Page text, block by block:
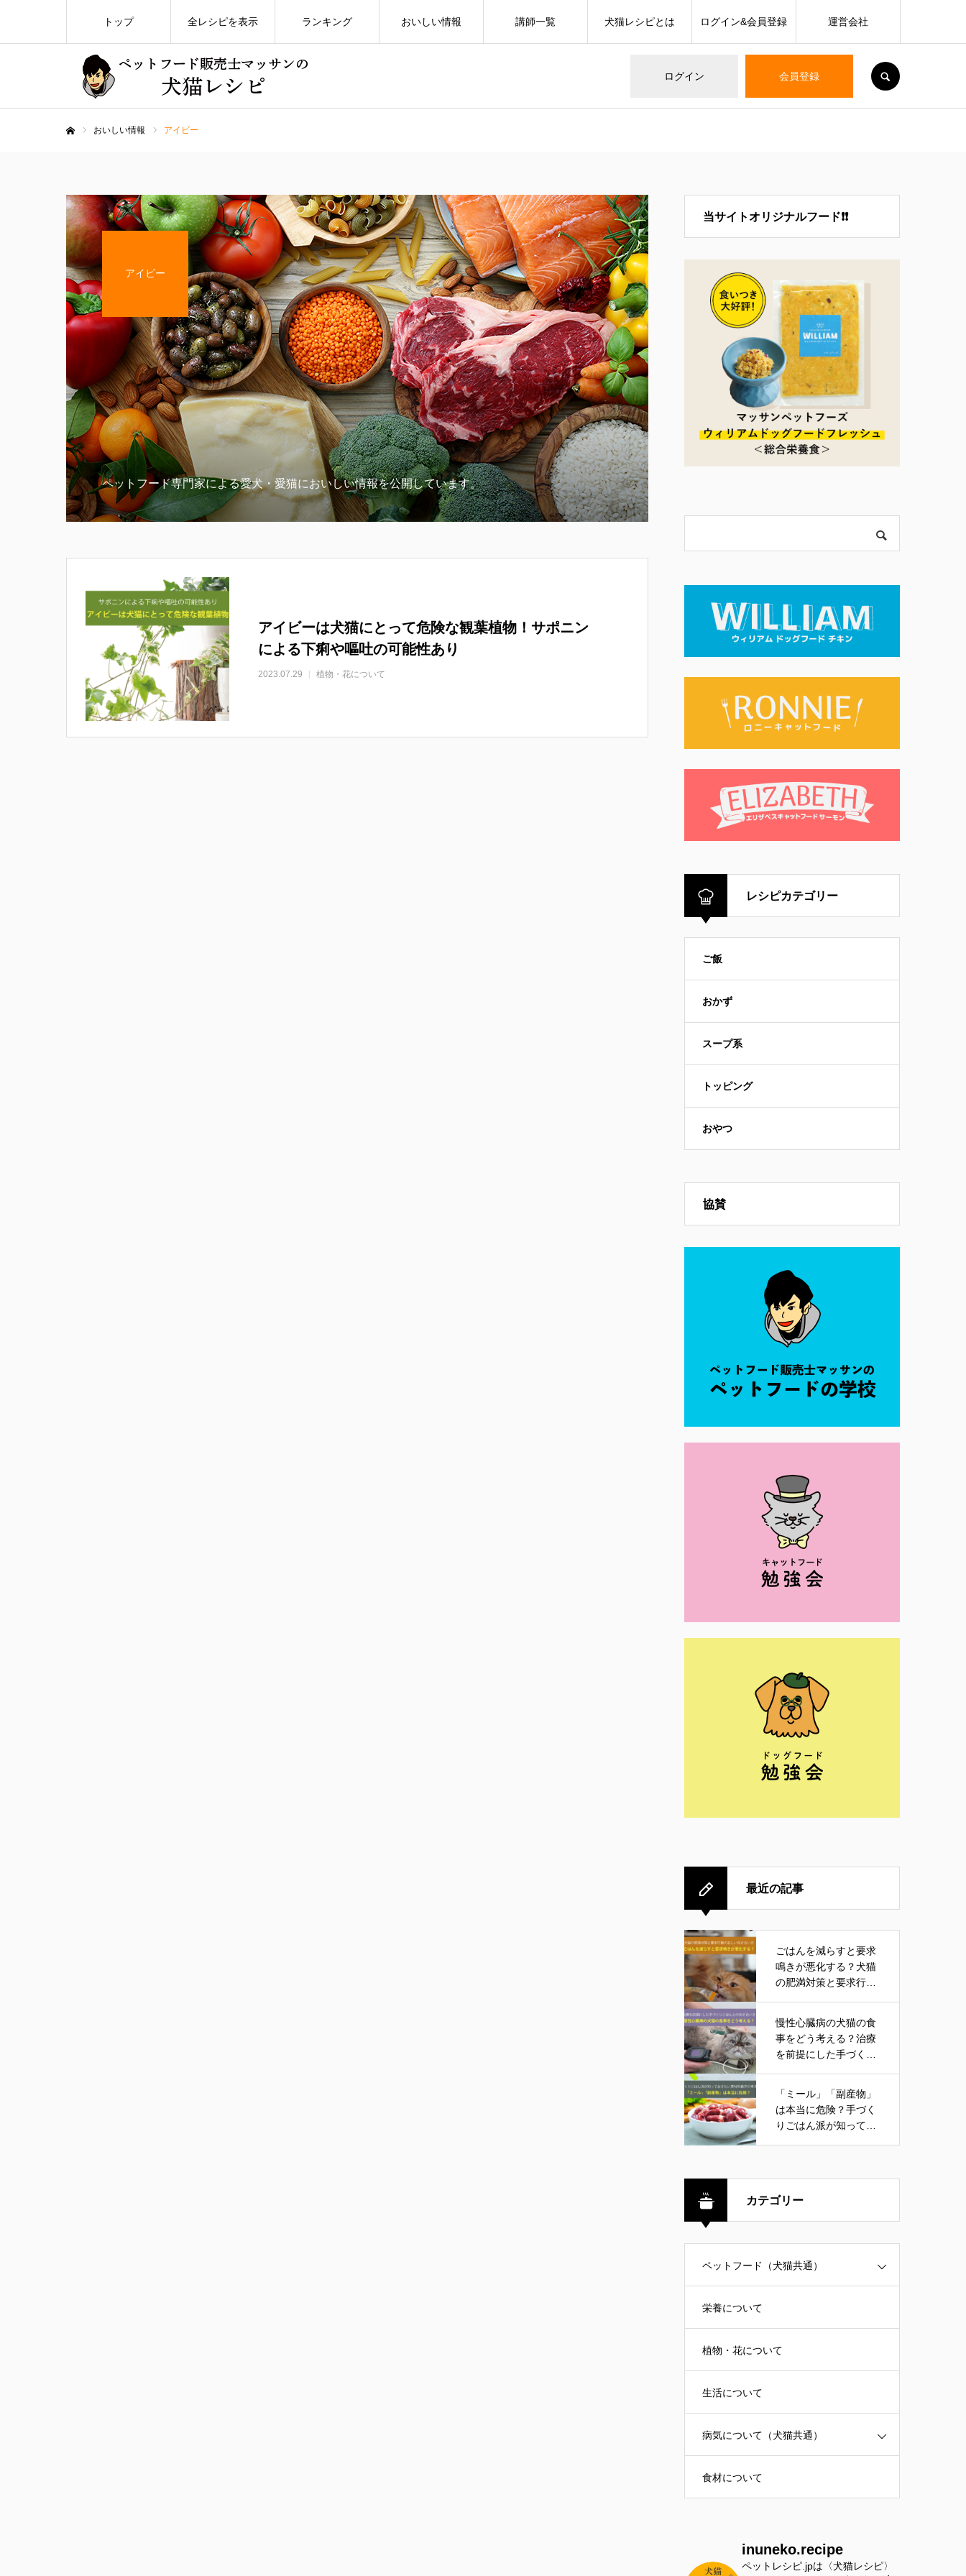
ログイン 会員登録
トップ 全レシピを表示 ランキング おいしい情報 講師一覧 犬猫レシピとは ログイン&会員登録 運営会社
おいしい情報 アイビー
アイビー
ペットフード専門家による愛犬・愛猫においしい情報を公開しています。
アイビーは犬猫にとって危険な観葉植物！サポニン
による下痢や嘔吐の可能性あり
2023.07.29 植物・花について
当サイトオリジナルフード❗❗
レシピカテゴリー
ご飯
おかず
スープ系
トッピング
おやつ
協賛
最近の記事
ごはんを減らすと要求
鳴きが悪化する？犬猫
の肥満対策と要求行動
慢性心臓病の犬猫の食
事をどう考える？治療
を前提にした手づくり
「ミール」「副産物」
は本当に危険？手づく
りごはん派が知ってお
カテゴリー
ペットフード（犬猫共通）
栄養について
植物・花について
生活について
病気について（犬猫共通）
食材について
inuneko.recipe
ペットレシピ.jpは〈犬猫レシピ〉